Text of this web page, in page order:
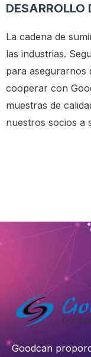
DESARROLLO
La cadena de
las industrias.
para asegurarnos
cooperar con
muestras de
nuestros socios a
Goodcan